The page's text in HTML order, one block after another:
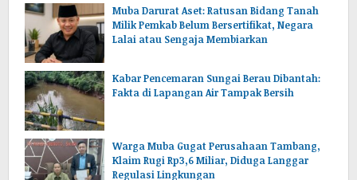
Muba Darurat Aset: Ratusan Bidang Tanah
Milik Pemkab Belum Bersertifikat, Negara
Lalai atau Sengaja Membiarkan
Kabar Pencemaran Sungai Berau Dibantah:
Fakta di Lapangan Air Tampak Bersih
Warga Muba Gugat Perusahaan Tambang,
Klaim Rugi Rp3,6 Miliar, Diduga Langgar
Regulasi Lingkungan